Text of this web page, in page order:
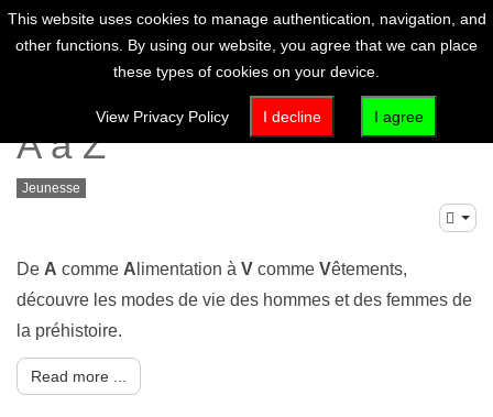
Dossier : La préhistoire de
A à Z
Jeunesse
De A comme A limentation à V comme Vêtements,
découvre les modes de vie des hommes et des femmes de
la préhistoire.
Read more ...
This website uses cookies to manage authentication, navigation, and
other functions. By using our website, you agree that we can place
these types of cookies on your device.
View Privacy Policy I decline I agree